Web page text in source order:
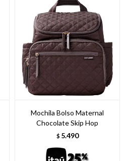
Mochila Bolso Maternal
Chocolate Skip Hop
$ 5.490